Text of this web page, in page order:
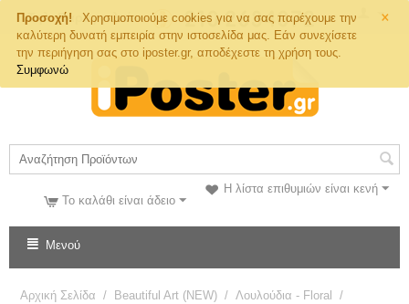
×
Προσοχή!
Χρησιμοποιούμε cookies για να σας παρέχουμε την
καλύτερη δυνατή εμπειρία στην ιστοσελίδα μας. Εάν συνεχίσετε
την περιήγηση σας στο iposter.gr, αποδέχεστε τη χρήση τους.
Συμφωνώ
Τηλ. Παραγγελιών
Η λίστα επιθυμιών είναι κενή
Το καλάθι είναι άδειο
Μενού
Αρχική Σελίδα / Beautiful Art (NEW) / Λουλούδια - Floral
/